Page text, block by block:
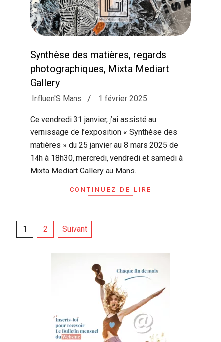
Synthèse des matières, regards
photographiques, Mixta Mediart
Gallery
2025-
01
Influen'S Mans 1 février 2025
Ce vendredi 31 janvier, j’ai assisté au
vernissage de l’exposition « Synthèse des
matières » du 25 janvier au 8 mars 2025 de
14h à 18h30, mercredi, vendredi et samedi à
Mixta Mediart Gallery au Mans.
CONTINUEZ DE LIRE
Pagination
1 2 Suivant